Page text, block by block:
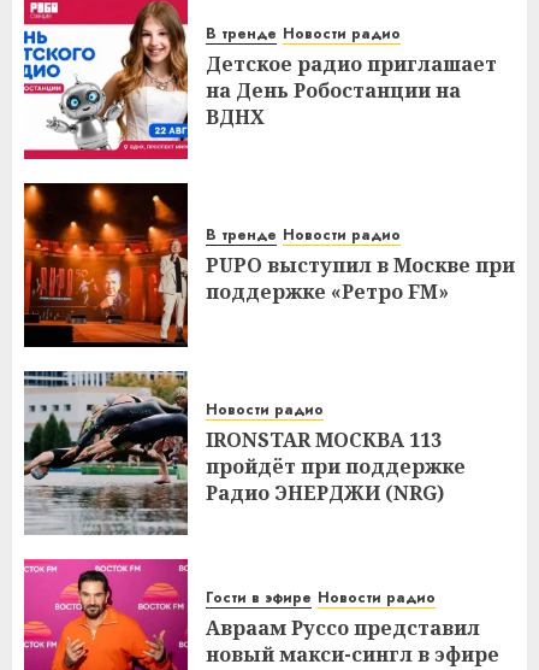
В тренде Новости радио
Детское радио приглашает
на День Робостанции на
ВДНХ
В тренде Новости радио
PUPO выступил в Москве при
поддержке «Ретро FM»
Новости радио
IRONSTAR МОСКВА 113
пройдёт при поддержке
Радио ЭНЕРДЖИ (NRG)
Гости в эфире Новости радио
Авраам Руссо представил
новый макси-сингл в эфире